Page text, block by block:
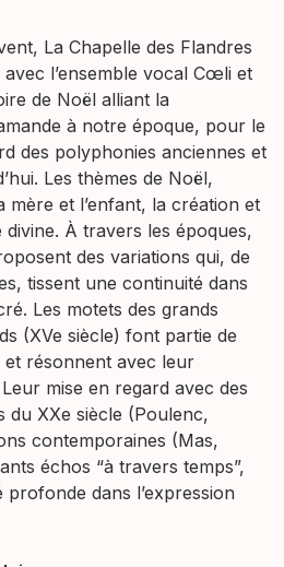
La Chapelle des Flandres
l’ensemble vocal Cœli et
de Noël alliant la
à notre époque, pour le
des polyphonies anciennes et
Les thèmes de Noël,
mère et l’enfant, la création et
divine. À travers les époques,
des variations qui, de
tissent une continuité dans
Les motets des grands
(XVe siècle) font partie de
résonnent avec leur
mise en regard avec des
XXe siècle (Poulenc,
contemporaines (Mas,
échos “à travers temps”,
dans l’expression